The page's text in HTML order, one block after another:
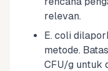
relevan.
E. coli
metode.
CFU/g untuk